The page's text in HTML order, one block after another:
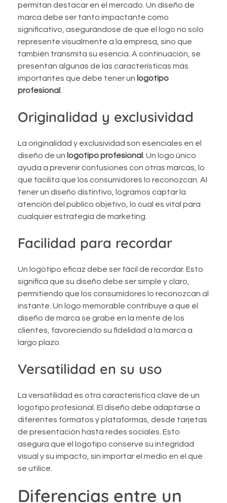
permitan destacar en el mercado. Un diseño de
marca debe ser tanto impactante como
significativo, asegurándose de que el logo no solo
represente visualmente a la empresa, sino que
también transmita su esencia. A continuación, se
presentan algunas de las características más
importantes que debe tener un logotipo
profesional
Originalidad y exclusividad
La originalidad y exclusividad son esenciales en el
diseño de un logotipo profesional . Un logo único
ayuda a prevenir confusiones con otras marcas, lo
que facilita que los consumidores lo reconozcan. Al
tener un diseño distintivo, logramos captar la
atención del público objetivo, lo cual es vital para
cualquier estrategia de marketing.
Facilidad para recordar
Un logotipo eficaz debe ser fácil de recordar. Esto
significa que su diseño debe ser simple y claro,
permitiendo que los consumidores lo reconozcan al
instante. Un logo memorable contribuye a que el
diseño de marca se grabe en la mente de los
clientes, favoreciendo su fidelidad a la marca a
largo plazo.
Versatilidad en su uso
La versatilidad es otra característica clave de un
logotipo profesional. El diseño debe adaptarse a
diferentes formatos y plataformas, desde tarjetas
de presentación hasta redes sociales. Esto
asegura que el logotipo conserve su integridad
visual y su impacto, sin importar el medio en el que
se utilice.
Diferencias entre un